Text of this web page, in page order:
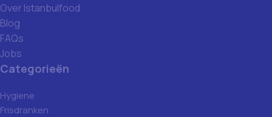
Over Istanbulfood
Blog
FAQs
Jobs
Categorieën
Hygiene
Frisdranken